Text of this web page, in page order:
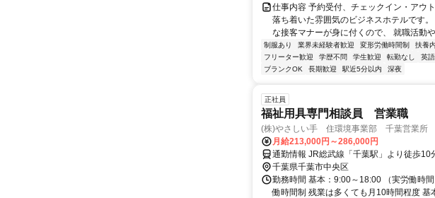
仕事内容 予約受付、チェックイン・アウ
落ち着いた雰囲気のビジネスホテルです
な接客マナーが身に付くので、 就職活動
制服あり 業界未経験者歓迎 変形労働時間制 扶養
フリーター歓迎
学歴不問 学生歓迎 転勤なし 英語
ブランクOK
長期歓迎 駅近5分以内 深夜
正社員
福祉用具専門相談員 営業職
(株)やさしい手 住環境事業部 千葉営業所
月給213,000円～286,000円
通勤情報 JR総武線「千葉駅」より徒歩10
千葉県千葉市中央区
勤務時間 基本：9:00～18:00 （実労働時
働時間制 残業は多くても月10時間程度